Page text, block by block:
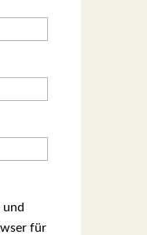
und
für